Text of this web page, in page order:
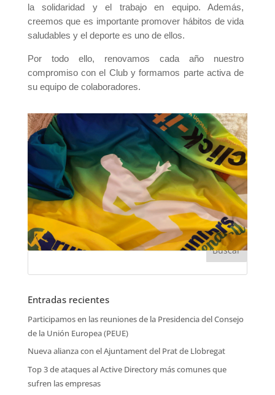
la solidaridad y el trabajo en equipo. Además,
creemos que es importante promover hábitos de vida
saludables y el deporte es uno de ellos.
Por todo ello, renovamos cada año nuestro
compromiso con el Club y formamos parte activa de
su equipo de colaboradores.
Entradas recientes
Participamos en las reuniones de la Presidencia del Consejo
de la Unión Europea (PEUE)
Nueva alianza con el Ajuntament del Prat de Llobregat
Top 3 de ataques al Active Directory más comunes que
sufren las empresas